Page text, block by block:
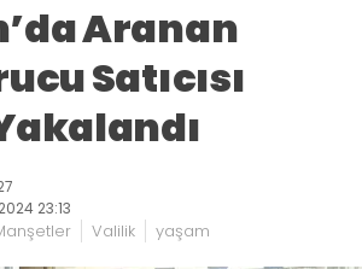
Aranan
Satıcısı
23:13
Valilik yaşam